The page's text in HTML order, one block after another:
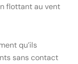
qu’ils
sans contact